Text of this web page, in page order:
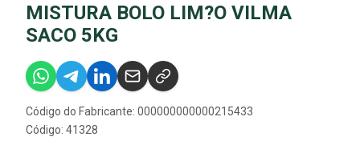
MISTURA BOLO LIM?O VILMA
SACO 5KG
Código do Fabricante: 000000000000215433
Código: 41328